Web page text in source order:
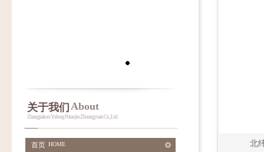
关于我们 About
Zhangjiakou Yulong Putaojiu Zhuangyuan Co., Ltd.
首页 HOME 北